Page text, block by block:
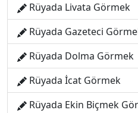
Rüyada Livata Görmek
Rüyada Gazeteci
Rüyada Dolma Görmek
Rüyada İcat Görmek
Rüyada Ekin Biçmek